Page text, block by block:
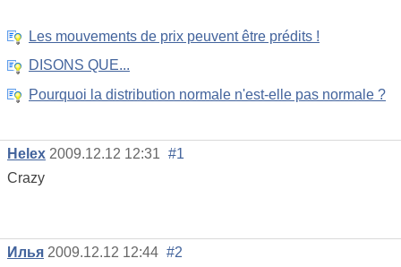
Les mouvements de prix peuvent être prédits !
DISONS QUE...
Pourquoi la distribution normale n'est-elle pas normale ?
Helex 2009.12.12 12:31 #1
Crazy
Илья 2009.12.12 12:44 #2